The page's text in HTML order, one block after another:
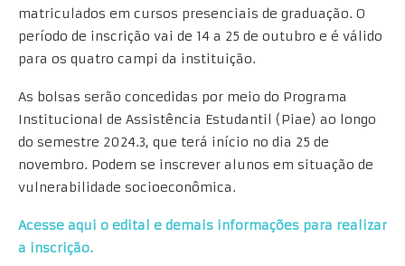
matriculados em cursos presenciais de graduação. O
período de inscrição vai de 14 a 25 de outubro e é válido
para os quatro campi da instituição.
As bolsas serão concedidas por meio do Programa
Institucional de Assistência Estudantil (Piae) ao longo
do semestre 2024.3, que terá início no dia 25 de
novembro. Podem se inscrever alunos em situação de
vulnerabilidade socioeconômica.
Acesse aqui o edital e demais informações para realizar
a inscrição.